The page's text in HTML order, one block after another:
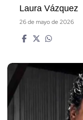
Laura Vázquez
26 de mayo de 2026